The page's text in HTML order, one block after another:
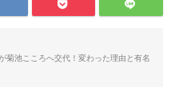
菊池こころへ交代！変わった理由と有名